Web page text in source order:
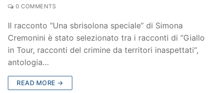
0 COMMENTS
Il racconto “Una sbrisolona speciale” di Simona
Cremonini è stato selezionato tra i racconti di “Giallo
in Tour, racconti del crimine da territori inaspettati“,
antologia…
READ MORE →